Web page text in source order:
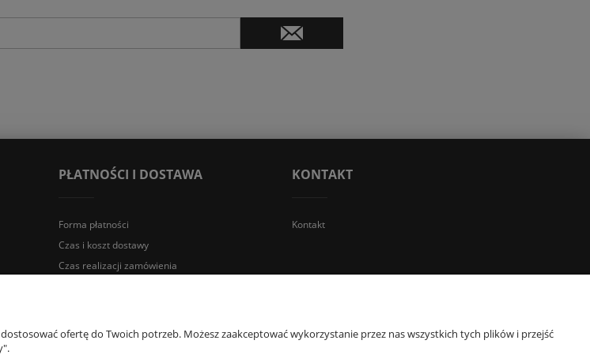
PŁATNOŚCI I DOSTAWA
Forma płatności
Czas i koszt dostawy
Czas realizacji zamówienia
KONTAKT
Kontakt
| Tel.: 600 012 164 lub 600 012 159 | TGS Przemysław Stoń | NIP: 6312213594 | REGON: 276403698
ofertę do Twoich potrzeb. Możesz zaakceptować wykorzystanie przez nas wszystkich tych plików i przejść